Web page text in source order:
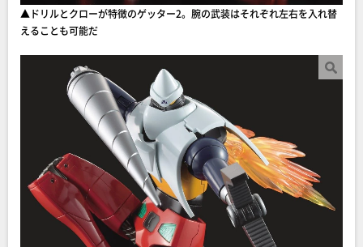
▲ドリルとクローが特徴のゲッター2。腕の武装はそれぞれ左右を入れ替
えることも可能だ